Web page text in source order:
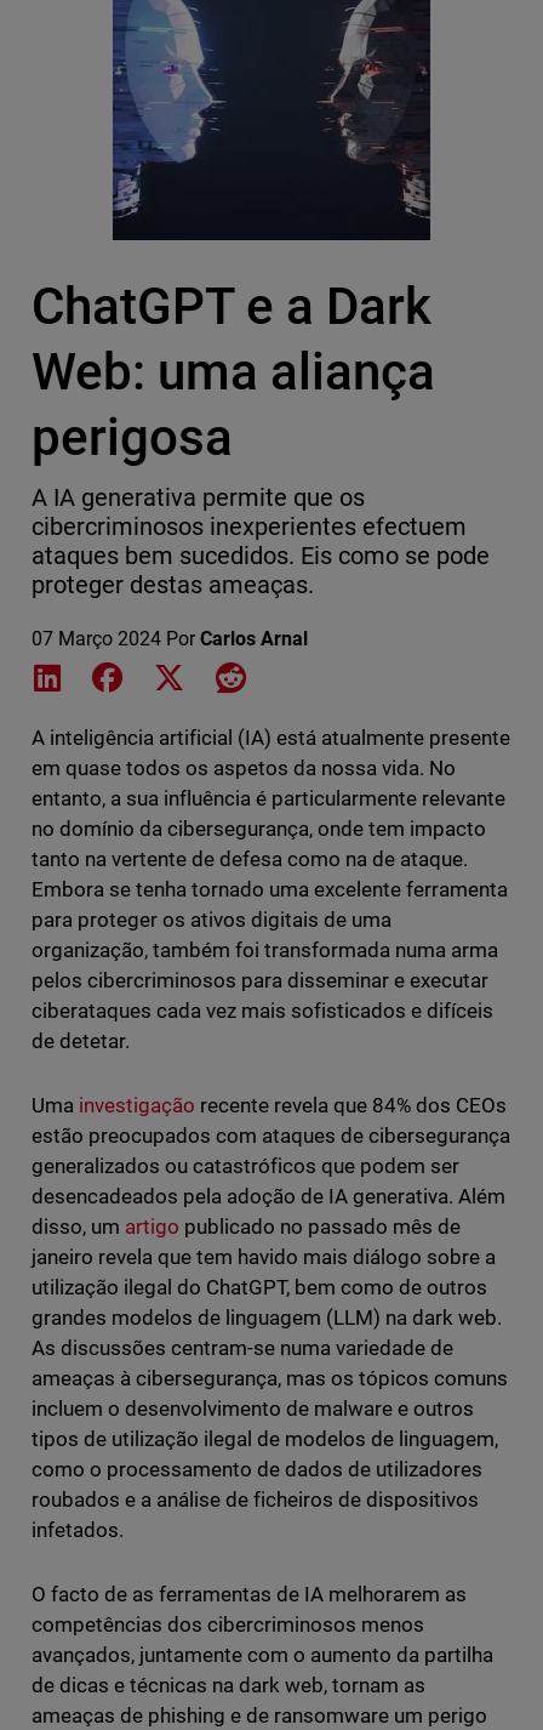
ChatGPT e a Dark
Web: uma aliança
perigosa
A IA generativa permite que os
cibercriminosos inexperientes efectuem
ataques bem sucedidos. Eis como se pode
proteger destas ameaças.
07 Março 2024 Por Carlos Arnal
Share on LinkedIn
Share on Facebook
Share on XShare on Reddit
A inteligência artificial (IA) está atualmente presente
em quase todos os aspetos da nossa vida. No
entanto, a sua influência é particularmente relevante
no domínio da cibersegurança, onde tem impacto
tanto na vertente de defesa como na de ataque.
Embora se tenha tornado uma excelente ferramenta
para proteger os ativos digitais de uma
organização, também foi transformada numa arma
pelos cibercriminosos para disseminar e executar
ciberataques cada vez mais sofisticados e difíceis
de detetar.
Uma investigação recente revela que 84% dos CEOs
estão preocupados com ataques de cibersegurança
generalizados ou catastróficos que podem ser
desencadeados pela adoção de IA generativa. Além
disso, um artigo publicado no passado mês de
janeiro revela que tem havido mais diálogo sobre a
utilização ilegal do ChatGPT, bem como de outros
grandes modelos de linguagem (LLM) na dark web.
As discussões centram-se numa variedade de
ameaças à cibersegurança, mas os tópicos comuns
incluem o desenvolvimento de malware e outros
tipos de utilização ilegal de modelos de linguagem,
como o processamento de dados de utilizadores
roubados e a análise de ficheiros de dispositivos
infetados.
O facto de as ferramentas de IA melhorarem as
competências dos cibercriminosos menos
avançados, juntamente com o aumento da partilha
de dicas e técnicas na dark web, tornam as
ameaças de phishing e de ransomware um perigo